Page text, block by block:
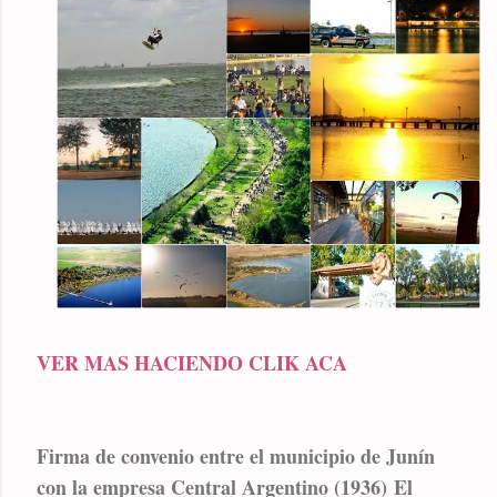
VER MAS HACIENDO CLIK ACA
Firma de convenio entre el municipio de Junín
con la empresa Central Argentino (1936) El